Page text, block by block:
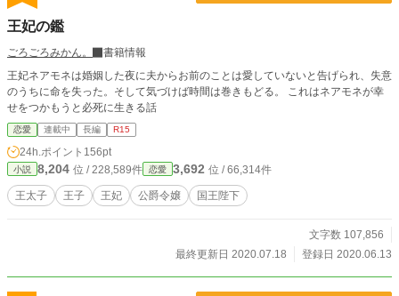
王妃の鑑
ごろごろみかん。
書籍情報
王妃ネアモネは婚姻した夜に夫からお前のことは愛していないと告げられ、失意
のうちに命を失った。そして気づけば時間は巻きもどる。 これはネアモネが幸
せをつかもうと必死に生きる話
恋愛 連載中 長編 R15
24h.ポイント 156pt
小説 8,204 位 / 228,589件 恋愛 3,692 位 / 66,314件
王太子 王子 王妃 公爵令嬢 国王陛下
文字数 107,856
最終更新日 2020.07.18
登録日 2020.06.13